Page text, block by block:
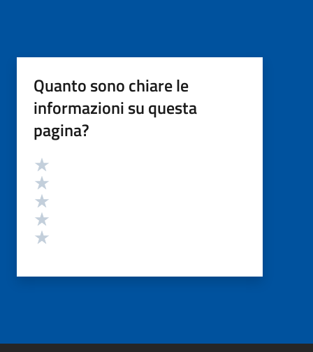
Quanto sono chiare le
informazioni su questa
pagina?
Valutazione